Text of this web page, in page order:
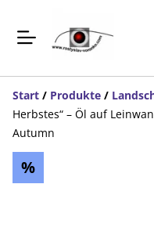
Start / Produkte /
Herbstes“ – Öl auf
Autumn
%